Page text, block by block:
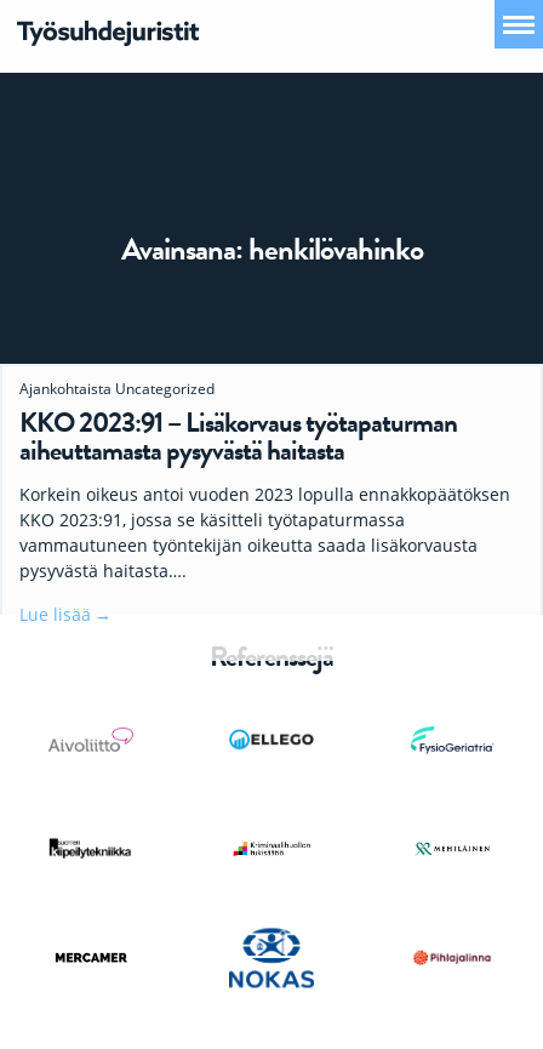
Avainsana:henkilövahinko
Ajankohtaista Uncategorized
KKO 2023:91 – Lisäkorvaus työtapaturman
aiheuttamasta pysyvästä haitasta
Korkein oikeus antoi vuoden 2023 lopulla ennakkopäätöksen
KKO 2023:91, jossa se käsitteli työtapaturmassa
vammautuneen työntekijän oikeutta saada lisäkorvausta
pysyvästä haitasta….
Lue lisää
Referenssejä